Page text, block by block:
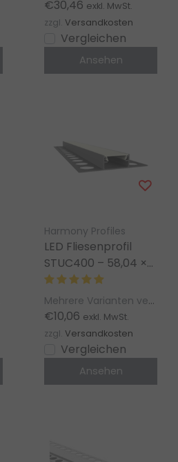
Homam, T3 Deneb
€30,46 exkl. MwSt.
zzgl. Versandkosten
Vergleichen
Ansehen
Harmony Profiles
LED Fliesenprofil
STUC400 – 58,04 ×
10,8 mm, mit
Abdeckung | Für LED
Streifen bis 15 mm
Mehrere Varianten verfügbar
€10,06 exkl. MwSt.
zzgl. Versandkosten
Vergleichen
Ansehen